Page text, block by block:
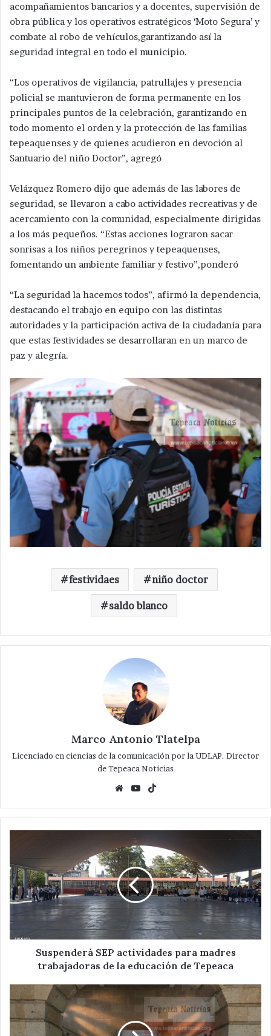
acompañamientos bancarios y a docentes, supervisión de
obra pública y los operativos estratégicos ‘Moto Segura’ y
combate al robo de vehículos,garantizando así la
seguridad integral en todo el municipio.
“Los operativos de vigilancia, patrullajes y presencia
policial se mantuvieron de forma permanente en los
principales puntos de la celebración, garantizando en
todo momento el orden y la protección de las familias
tepeaquenses y de quienes acudieron en devoción al
Santuario del niño Doctor”, agregó
Velázquez Romero dijo que además de las labores de
seguridad, se llevaron a cabo actividades recreativas y de
acercamiento con la comunidad, especialmente dirigidas
a los más pequeños. “Estas acciones lograron sacar
sonrisas a los niños peregrinos y tepeaquenses,
fomentando un ambiente familiar y festivo”,ponderó
“La seguridad la hacemos todos”, afirmó la dependencia,
destacando el trabajo en equipo con las distintas
autoridades y la participación activa de la ciudadanía para
que estas festividades se desarrollaran en un marco de
paz y alegría.
festividaes niño doctor
saldo blanco
Marco Antonio Tlatelpa
Licenciado en ciencias de la comunicación por la UDLAP. Director
de Tepeaca Noticias
WebsiteYouTube
actividades
para
madres
trabajadoras
la
educación
Tepeaca
Suspenderá SEP actividades para madres
trabajadoras de la educación de Tepeaca
SEP
y
autoridades